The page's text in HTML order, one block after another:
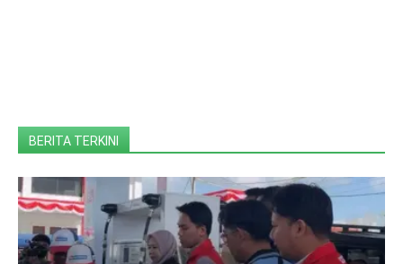
BERITA TERKINI